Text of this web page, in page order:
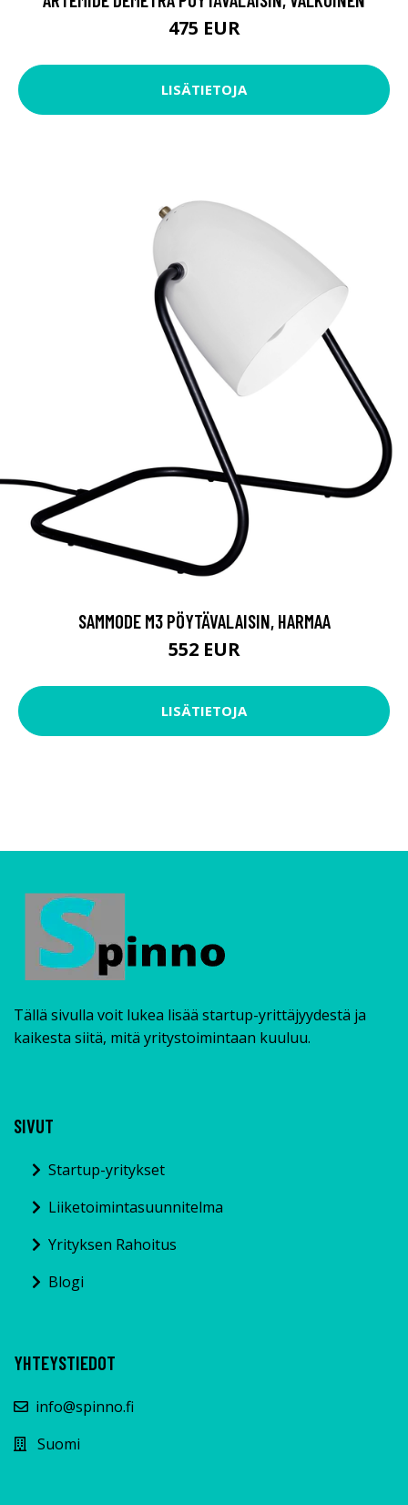
475 EUR
LISÄTIETOJA
SAMMODE M3 PÖYTÄVALAISIN, HARMAA
552 EUR
LISÄTIETOJA
Tällä sivulla voit lukea lisää startup-yrittäjyydestä ja
kaikesta siitä, mitä yritystoimintaan kuuluu.
SIVUT
Startup-yritykset
Liiketoimintasuunnitelma
Yrityksen Rahoitus
Blogi
YHTEYSTIEDOT
info@spinno.fi
Suomi